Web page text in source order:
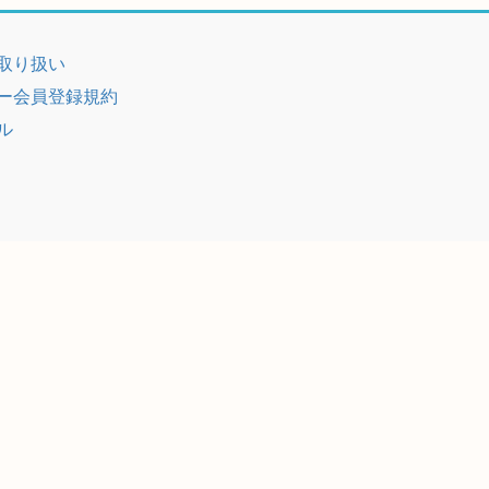
り扱い
会員登録規約